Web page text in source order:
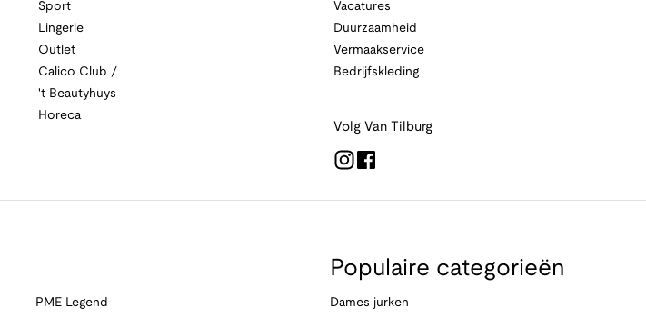
Sport
Lingerie
Outlet
Calico Club /
't Beautyhuys
Horeca
Vacatures
Duurzaamheid
Vermaakservice
Bedrijfskleding
Volg Van Tilburg
PME Legend
Populaire categorieën
Dames jurken